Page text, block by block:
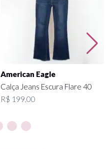
American Eagle
Calça Jeans Escura Flare 40
R$ 199,00